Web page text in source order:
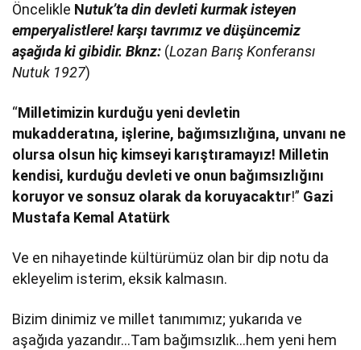
Öncelikle Nutuk’ta din devleti kurmak isteyen
emperyalistlere! karşı tavrımız ve düşüncemiz
aşağıda ki gibidir. Bknz: (Lozan Barış Konferansı
Nutuk 1927)
“Milletimizin kurduğu yeni devletin
mukadderatına, işlerine, bağımsızlığına, unvanı ne
olursa olsun hiç kimseyi karıştıramayız! Milletin
kendisi, kurduğu devleti ve onun bağımsızlığını
koruyor ve sonsuz olarak da koruyacaktır!” Gazi
Mustafa Kemal Atatürk
Ve en nihayetinde kültürümüz olan bir dip notu da
ekleyelim isterim, eksik kalmasın.
Bizim dinimiz ve millet tanımımız; yukarıda ve
aşağıda yazandır…Tam bağımsızlık…hem yeni hem